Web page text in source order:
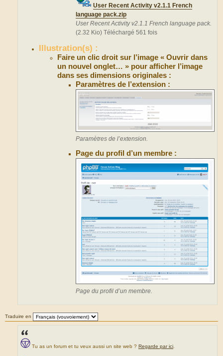
User Recent Activity v2.1.1 French
language pack.zip
User Recent Activity v2.1.1 French language pack.
(2.32 Kio) Téléchargé 561 fois
Illustration(s) :
Faire un clic droit sur l’image « Ouvrir dans
un nouvel onglet… » pour afficher l’image
dans ses dimensions originales :
Paramètres de l’extension :
Paramètres de l’extension.
Page du profil d’un membre :
Page du profil d’un membre.
Traduire en
Tu as un forum et tu veux aussi un site web ? Regarde par ici